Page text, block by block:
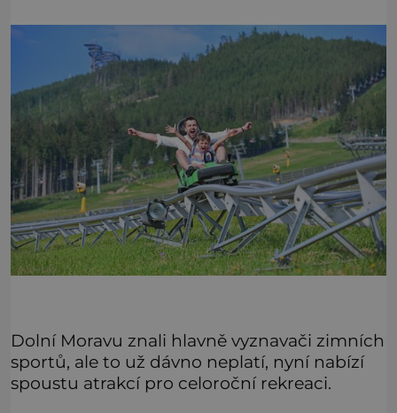
Dolní Moravu znali hlavně vyznavači zimních
sportů, ale to už dávno neplatí, nyní nabízí
spoustu atrakcí pro celoroční rekreaci.